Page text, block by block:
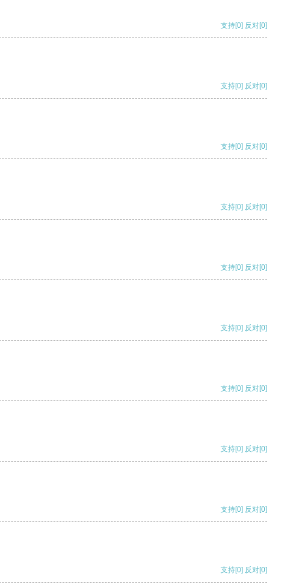
支持[0] 反对[0]
支持[0] 反对[0]
支持[0] 反对[0]
支持[0] 反对[0]
支持[0] 反对[0]
支持[0] 反对[0]
支持[0] 反对[0]
支持[0] 反对[0]
支持[0] 反对[0]
支持[0] 反对[0]